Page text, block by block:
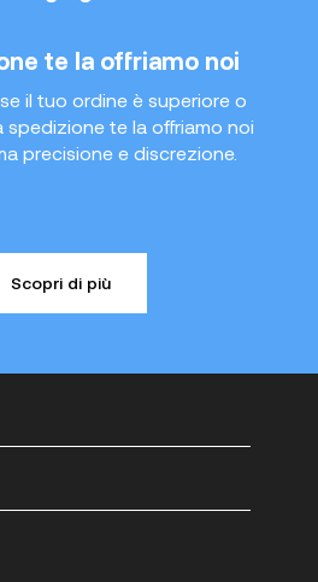
te la offriamo noi
il tuo ordine è superiore o
spedizione te la offriamo noi
precisione e discrezione.
Scopri di più